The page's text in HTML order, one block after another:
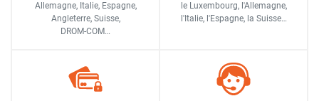
Allemagne, Italie, Espagne,
Angleterre, Suisse,
DROM-COM…
le Luxembourg, l'Allemagne,
l'Italie, l'Espagne, la Suisse…